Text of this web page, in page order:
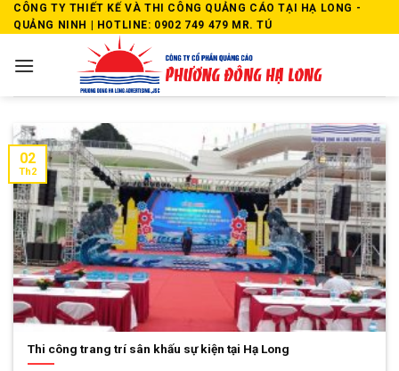
Skip
to
CÔNG TY THIẾT KẾ VÀ THI CÔNG QUẢNG CÁO TẠI HẠ LONG -
QUẢNG NINH | HOTLINE: 0902 749 479 MR. TÚ
Thi công trang trí sân khấu sự kiện tại Hạ Long
02
Th2